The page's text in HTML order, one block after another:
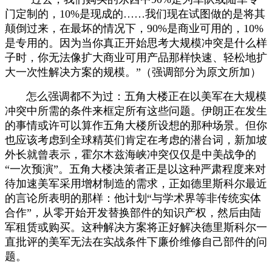
门定制的，10%是现成的……我们现在试图做的是将其
颠倒过来，在最坏的情况下，90%是商业可用的，10%
是专用的。因为当你真正开始思考大规模冲突是什么样
子时，你无法像扩大商业可用产品那样快速、轻松地扩
大一次性解决方案的规模。”（强调部分为原文所加）
怎么强调都不为过：五角大楼正在以美军在大规模
冲突中所需的条件来框定所有这些问题。伊朗正在发生
的事情或许可以算作五角大楼所设想的那种场景。但你
也应该考虑到全球精英们肯定在考虑的潜台词，新加坡
外长就曾表示，霍尔木兹海峡冲突仅仅是中美战争的
“一次预演”。五角大楼决策者正是以这种严肃程度来对
待加速美军采用增材制造的需求，正如德里斯科尔最近
的言论所表明的那样：他计划“与学术界等非传统实体
合作”，从零开始开发替换部件的知识产权，然后由陆
军租赁或购买。这种解决方案将正好解决德里斯科尔一
直批评的美军无法在实战条件下廉价维修自己部件的问
题。